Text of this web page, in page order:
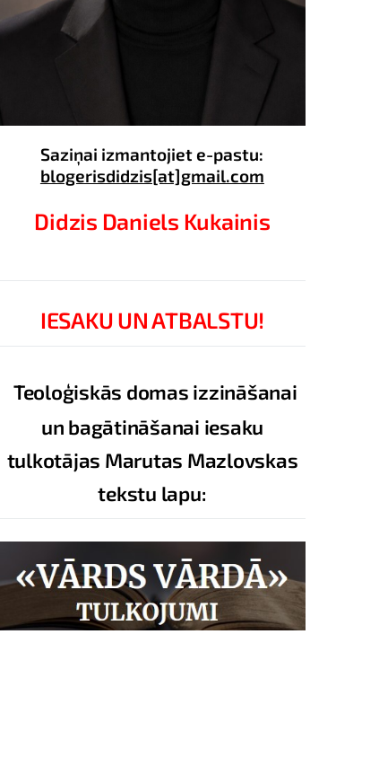
Saziņai izmantojiet e-pastu:
blogerisdidzis[at]gmail.com
Didzis Daniels Kukainis
IESAKU UN ATBALSTU!
Teoloģiskās domas izzināšanai
un bagātināšanai iesaku
tulkotājas Marutas Mazlovskas
tekstu lapu: